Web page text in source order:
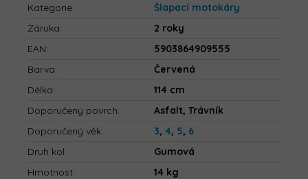
Kategorie:
Šlapací motokáry
Záruka:
2 roky
EAN:
5903864909555
Barva:
Červená
Délka:
114 cm
Doporučený povrch:
Asfalt, Trávník
Doporučený věk: 3, 4, 5, 6
Druh kol:
Gumová
Hmotnost:
14 kg